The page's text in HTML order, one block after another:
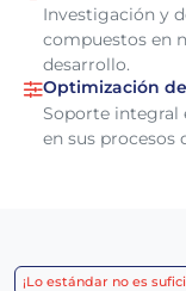
Investigación y
compuestos en
desarrollo.
Optimización
Soporte integral
en sus procesos
¡Lo estándar no es